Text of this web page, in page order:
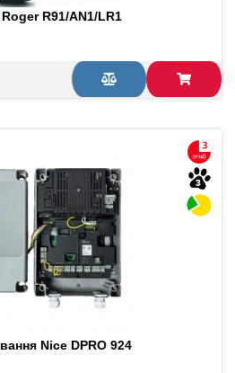
R91/AN1/LR1
Nice DPRO 924